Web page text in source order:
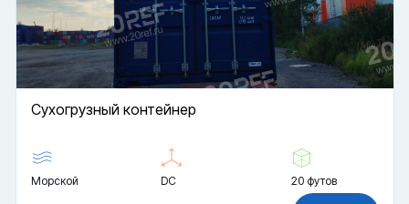
Cухогрузный контейнер
Морской DC 20 футов